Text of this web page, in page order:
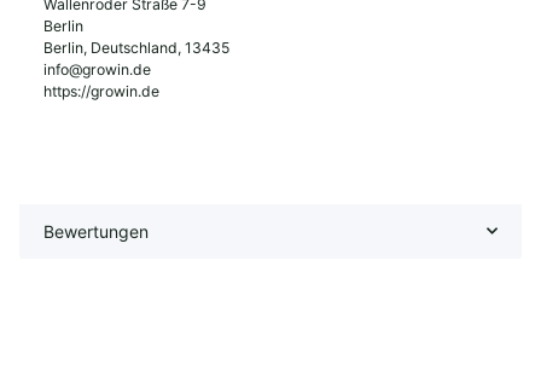
Wallenroder Straße 7-9
Berlin
Berlin, Deutschland, 13435
info@growin.de
https://growin.de
Bewertungen